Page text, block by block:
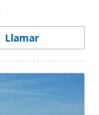
Llamar